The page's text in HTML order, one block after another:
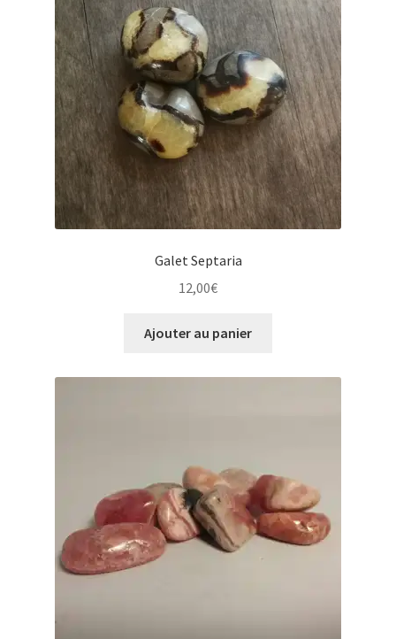
Galet Septaria
12,00€
Ajouter au panier